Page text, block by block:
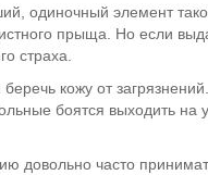
одиночный элемент
прыща. Но если
страха.
кожу от
боятся выходить на
довольно часто